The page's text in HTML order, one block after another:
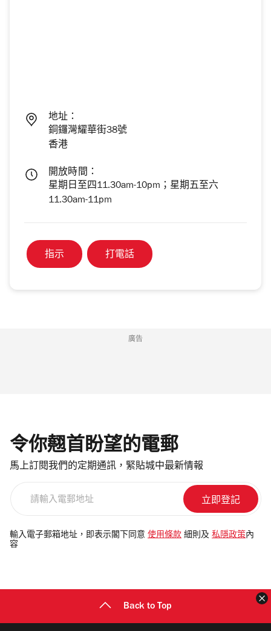
地址：
銅鑼灣耀華街38號
香港
開放時間：
星期日至四11.30am-10pm；星期五至六
11.30am-11pm
指示 打電話
廣告
令你翹首盼望的電郵
馬上訂閱我們的定期通訊，緊貼城中最新情報
電
郵
輸入電子郵箱地址，即表示閣下同意 使用條款 細則及 私隱政策 內
容
Back to Top